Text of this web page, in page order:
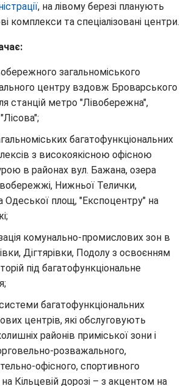
, на лівому березі планують
комплекси та спеціалізовані центри.
загальноміського
центру вздовж Броварського
станцій метро "Лівобережна",
багатофункціональних
з високоякісною офісною
в районах вул. Бажана, озера
Нижньої Телички,
Одеської площ, "Експоцентру" на
комунально-промислових зон в
Дігтярівки, Подолу з освоєнням
під багатофункціональне
багатофункціональних
центрів, які обслуговують
районів приміської зони і
розважального,
офісного, спортивного
Кільцевій дорозі – з акцентом на